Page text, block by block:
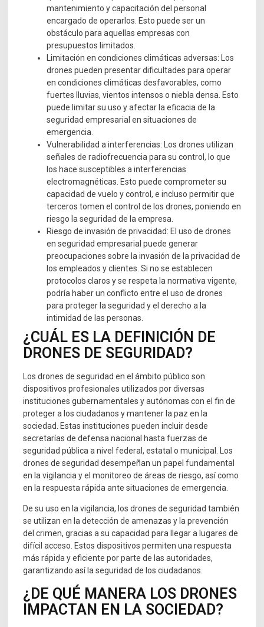
mantenimiento y capacitación del personal
encargado de operarlos. Esto puede ser un
obstáculo para aquellas empresas con
presupuestos limitados.
Limitación en condiciones climáticas adversas: Los
drones pueden presentar dificultades para operar
en condiciones climáticas desfavorables, como
fuertes lluvias, vientos intensos o niebla densa. Esto
puede limitar su uso y afectar la eficacia de la
seguridad empresarial en situaciones de
emergencia.
Vulnerabilidad a interferencias: Los drones utilizan
señales de radiofrecuencia para su control, lo que
los hace susceptibles a interferencias
electromagnéticas. Esto puede comprometer su
capacidad de vuelo y control, e incluso permitir que
terceros tomen el control de los drones, poniendo en
riesgo la seguridad de la empresa.
Riesgo de invasión de privacidad: El uso de drones
en seguridad empresarial puede generar
preocupaciones sobre la invasión de la privacidad de
los empleados y clientes. Si no se establecen
protocolos claros y se respeta la normativa vigente,
podría haber un conflicto entre el uso de drones
para proteger la seguridad y el derecho a la
intimidad de las personas.
¿CUÁL ES LA DEFINICIÓN DE
DRONES DE SEGURIDAD?
Los drones de seguridad en el ámbito público son
dispositivos profesionales utilizados por diversas
instituciones gubernamentales y autónomas con el fin de
proteger a los ciudadanos y mantener la paz en la
sociedad. Estas instituciones pueden incluir desde
secretarías de defensa nacional hasta fuerzas de
seguridad pública a nivel federal, estatal o municipal. Los
drones de seguridad desempeñan un papel fundamental
en la vigilancia y el monitoreo de áreas de riesgo, así como
en la respuesta rápida ante situaciones de emergencia.
De su uso en la vigilancia, los drones de seguridad también
se utilizan en la detección de amenazas y la prevención
del crimen, gracias a su capacidad para llegar a lugares de
difícil acceso. Estos dispositivos permiten una respuesta
más rápida y eficiente por parte de las autoridades,
garantizando así la seguridad de los ciudadanos.
¿DE QUÉ MANERA LOS DRONES
IMPACTAN EN LA SOCIEDAD?